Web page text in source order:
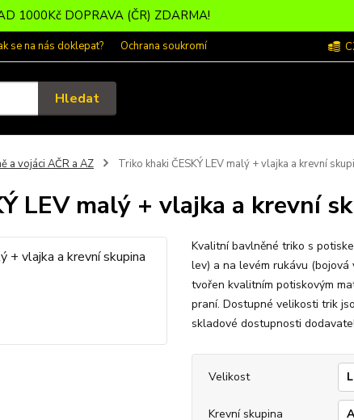
1000Kč DOPRAVA (ČR) ZDARMA!
se na nás doklepat? Ochrana soukromí
Hledat
a vojáci AČR a AZ Triko khaki ČESKÝ LEV malý + vlajka a krevní
LEV malý + vlajka a krevní
Kvalitní bavlněné triko s
lev) a na levém rukávu (bojová
tvořen kvalitním potiskovým
praní. Dostupné velikosti trik
skladové dostupnosti
Velikost
Krevní skupina